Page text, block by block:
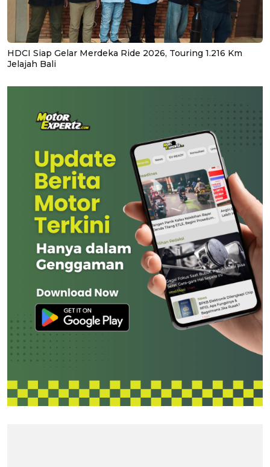
HDCI Siap Gelar Merdeka Ride 2026, Touring 1.216 Km
Jelajah Bali